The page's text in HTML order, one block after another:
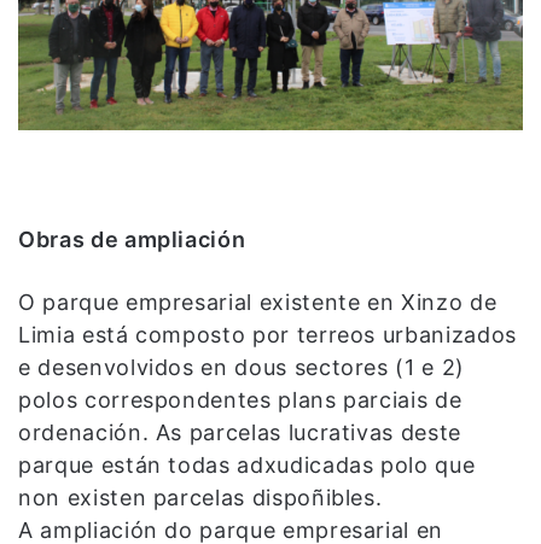
Obras de ampliación
O parque empresarial existente en Xinzo de
Limia está composto por terreos urbanizados
e desenvolvidos en dous sectores (1 e 2)
polos correspondentes plans parciais de
ordenación. As parcelas lucrativas deste
parque están todas adxudicadas polo que
non existen parcelas dispoñibles.
A ampliación do parque empresarial en